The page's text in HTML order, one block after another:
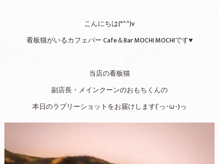
こんにちは(*^^)v
看板猫がいるカフェバー Cafe＆Bar MOCHI MOCHIです♥
当店の看板猫
副店長・メインクーンのおもちくんの
本日のラブリーショットをお届けします(´っ･ω･)っ